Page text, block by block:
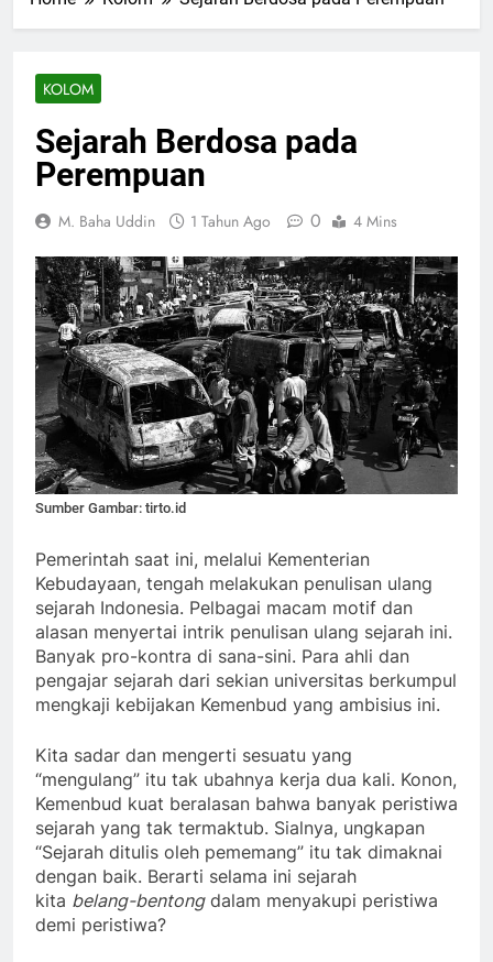
KOLOM
Sejarah Berdosa pada
Perempuan
M. Baha Uddin 1 Tahun Ago 0 4 Mins
Sumber Gambar: tirto.id
Pemerintah saat ini, melalui Kementerian
Kebudayaan, tengah melakukan penulisan ulang
sejarah Indonesia. Pelbagai macam motif dan
alasan menyertai intrik penulisan ulang sejarah ini.
Banyak pro-kontra di sana-sini. Para ahli dan
pengajar sejarah dari sekian universitas berkumpul
mengkaji kebijakan Kemenbud yang ambisius ini.
Kita sadar dan mengerti sesuatu yang
“mengulang” itu tak ubahnya kerja dua kali. Konon,
Kemenbud kuat beralasan bahwa banyak peristiwa
sejarah yang tak termaktub. Sialnya, ungkapan
“Sejarah ditulis oleh pememang” itu tak dimaknai
dengan baik. Berarti selama ini sejarah
kita belang-bentongdalam menyakupi peristiwa
demi peristiwa?